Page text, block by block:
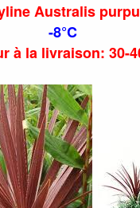
Australis
-8°C
à la livraison: 30-